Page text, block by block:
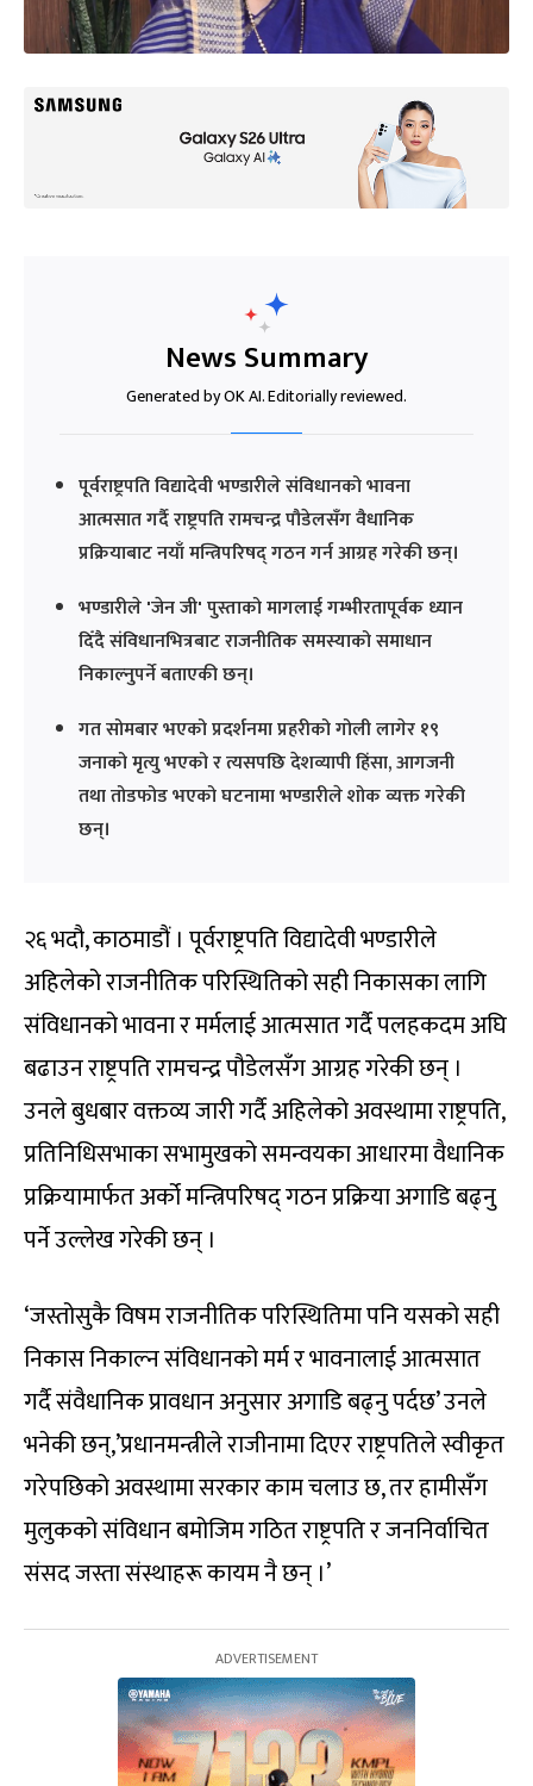
News Summary
Generated by OK AI. Editorially reviewed.
पूर्वराष्ट्रपति विद्यादेवी भण्डारीले संविधानको भावना
आत्मसात गर्दै राष्ट्रपति रामचन्द्र पौडेलसँग वैधानिक
प्रक्रियाबाट नयाँ मन्त्रिपरिषद् गठन गर्न आग्रह गरेकी छन्।
भण्डारीले 'जेन जी' पुस्ताको मागलाई गम्भीरतापूर्वक ध्यान
दिँदै संविधानभित्रबाट राजनीतिक समस्याको समाधान
निकाल्नुपर्ने बताएकी छन्।
गत सोमबार भएको प्रदर्शनमा प्रहरीको गोली लागेर १९
जनाको मृत्यु भएको र त्यसपछि देशव्यापी हिंसा, आगजनी
तथा तोडफोड भएको घटनामा भण्डारीले शोक व्यक्त गरेकी
छन्।
२६ भदौ, काठमाडौं । पूर्वराष्ट्रपति विद्यादेवी भण्डारीले
अहिलेको राजनीतिक परिस्थितिको सही निकासका लागि
संविधानको भावना र मर्मलाई आत्मसात गर्दै पलहकदम अघि
बढाउन राष्ट्रपति रामचन्द्र पौडेलसँग आग्रह गरेकी छन् ।
उनले बुधबार वक्तव्य जारी गर्दै अहिलेको अवस्थामा राष्ट्रपति,
प्रतिनिधिसभाका सभामुखको समन्वयका आधारमा वैधानिक
प्रक्रियामार्फत अर्को मन्त्रिपरिषद् गठन प्रक्रिया अगाडि बढ्नु
पर्ने उल्लेख गरेकी छन् ।
‘जस्तोसुकै विषम राजनीतिक परिस्थितिमा पनि यसको सही
निकास निकाल्न संविधानको मर्म र भावनालाई आत्मसात
गर्दै संवैधानिक प्रावधान अनुसार अगाडि बढ्नु पर्दछ’ उनले
भनेकी छन्,’प्रधानमन्त्रीले राजीनामा दिएर राष्ट्रपतिले स्वीकृत
गरेपछिको अवस्थामा सरकार काम चलाउ छ, तर हामीसँग
मुलुकको संविधान बमोजिम गठित राष्ट्रपति र जननिर्वाचित
संसद जस्ता संस्थाहरू कायम नै छन् ।’